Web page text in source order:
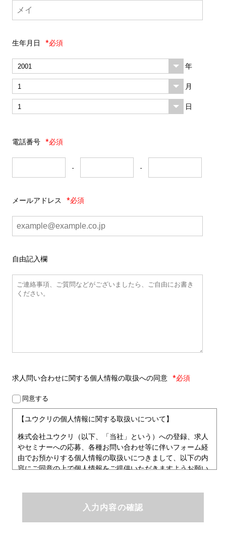
生年月日 *必須
年
月
日
電話番号 *必須
- -
メールアドレス *必須
自由記入欄
求人問い合わせに関する個人情報の取扱への同意 *必須
同意する
【ユウクリの個人情報に関する取扱いについて】
株式会社ユウクリ（以下、「当社」という）への登録、求人
やセミナーへの応募、各種お問い合わせ等に伴いフォーム経
由でお預かりする個人情報の取扱いにつきまして、以下の内
容にご同意の上で個人情報をご提供いただきますようお願い
ユウクリにおける個人情報保護方針